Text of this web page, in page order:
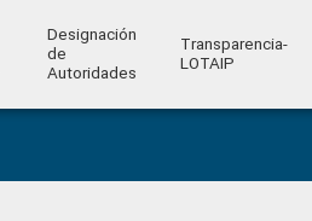
Designación
de
Autoridades
Transparencia-
LOTAIP